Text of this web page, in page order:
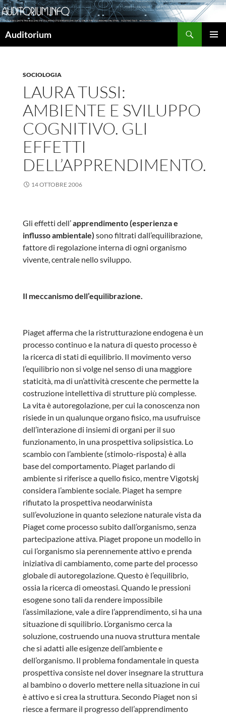
Auditorium
SOCIOLOGIA
LAURA TUSSI:
AMBIENTE E SVILUPPO
COGNITIVO. GLI
EFFETTI
DELL’APPRENDIMENTO.
14 OTTOBRE 2006
Gli effetti dell’apprendimento (esperienza e
influsso ambientale) sono filtrati dall’equilibrazione,
fattore di regolazione interna di ogni organismo
vivente, centrale nello sviluppo.
Il meccanismo dell’equilibrazione.
Piaget afferma che la ristrutturazione endogena è un
processo continuo e la natura di questo processo è
la ricerca di stati di equilibrio. Il movimento verso
l’equilibrio non si volge nel senso di una maggiore
staticità, ma di un’attività crescente che permette la
costruzione intellettiva di strutture più complesse.
La vita è autoregolazione, per cui la conoscenza non
risiede in un qualunque organo fisico, ma usufruisce
dell’interazione di insiemi di organi per il suo
funzionamento, in una prospettiva solipsistica. Lo
scambio con l’ambiente (stimolo-risposta) è alla
base del comportamento. Piaget parlando di
ambiente si riferisce a quello fisico, mentre Vigotskj
considera l’ambiente sociale. Piaget ha sempre
rifiutato la prospettiva neodarwinista
sull’evoluzione in quanto selezione naturale vista da
Piaget come processo subito dall’organismo, senza
partecipazione attiva. Piaget propone un modello in
cui l’organismo sia perennemente attivo e prenda
iniziativa di cambiamento, come parte del processo
globale di autoregolazione. Questo è l’equilibrio,
ossia la ricerca di omeostasi. Quando le pressioni
esogene sono tali da rendere impossibile
l’assimilazione, vale a dire l’apprendimento, si ha una
situazione di squilibrio. L’organismo cerca la
soluzione, costruendo una nuova struttura mentale
che si adatti alle esigenze dell’ambiente e
dell’organismo. Il problema fondamentale in questa
prospettiva consiste nel dover insegnare la struttura
al bambino o doverlo mettere nella situazione in cui
è attivo e si crea la struttura. Secondo Piaget non si
riesce a fermare il progresso dell’apprendimento